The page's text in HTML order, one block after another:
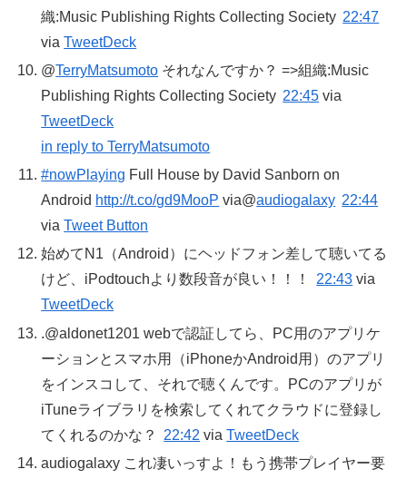
織:Music Publishing Rights Collecting Society 22:47
viaTweetDeck
@TerryMatsumoto それなんですか？ =>組織:Music
Publishing Rights Collecting Society 22:45 via
TweetDeck
in reply to TerryMatsumoto
#nowPlaying Full House by David Sanborn on
Android http://t.co/gd9MooP via@audiogalaxy 22:44
viaTweet Button
始めてN1（Android）にヘッドフォン差して聴いてる
けど、iPodtouchより数段音が良い！！！
22:43 via
TweetDeck
.@aldonet1201 webで認証してら、PC用のアプリケ
ーションとスマホ用（iPhoneかAndroid用）のアプリ
をインスコして、それで聴くんです。PCのアプリが
iTuneライブラリを検索してくれてクラウドに登録し
てくれるのかな？
22:42 viaTweetDeck
audiogalaxy これ凄いっすよ！もう携帯プレイヤー要